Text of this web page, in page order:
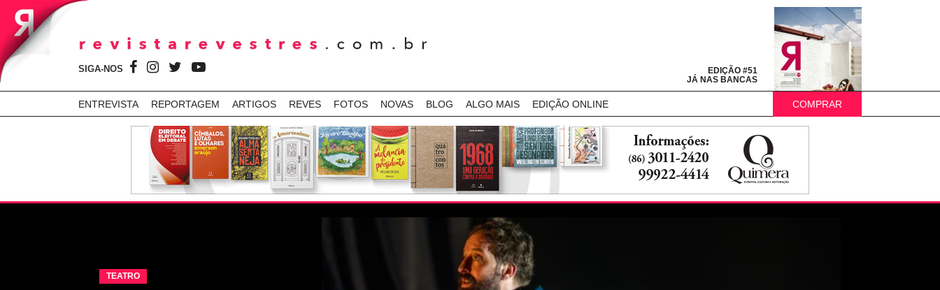
SIGA-NOS
EDIÇÃO #51
JÁ NAS BANCAS
ENTREVISTA REPORTAGEM ARTIGOS REVES FOTOS NOVAS BLOG ALGO MAIS EDIÇÃO ONLINE COMPRAR
TEATRO